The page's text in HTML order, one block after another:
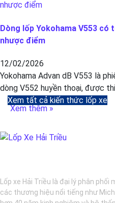
Dòng lốp Yokohama V553
nhược điểm
12/02/2026
Yokohama Advan dB V553 là
dòng V552 huyền thoại, được
Xem thêm »
Xem tất cả kiến thức lốp xe
Lốp xe Hải Triều là đại lý phân
các thương hiệu nổi tiếng như